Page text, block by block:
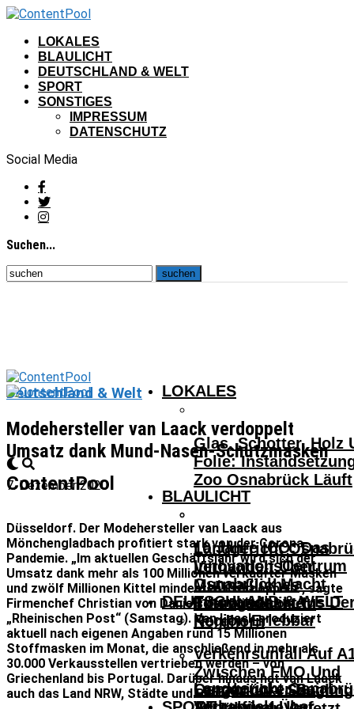
LOKALES
BLAULICHT
DEUTSCHLAND & WELT
SPORT
SONSTIGES
IMPRESSUM
DATENSCHUTZ
Social Media
Suchen...
ContentPool
LOKALES
Glas, Schotter, Holz
Folie:
Zoo Osnabrück Läuft
10 Jahre ICO: Das
InnovationsCentrum
Osnabrück Macht
Innovationen Aus
Region Erlebbar
Landgericht
BLAULICHT
Landgericht
Verhandelt Über
Mutmaßliches
Tötungsdelikt In
Nordhorn
Osnabrücker Beim
DEUTSCHLAND & WELT
Verkehrsunfall Auf
Zwischen FMO Und
Lengerich –
Deutschland & Welt
Modehersteller van Laack verdoppelt
Umsatz dank Mund-Nasen-Schutzmasken
7. Dezember 2020
Düsseldorf. Der Modehersteller van Laack aus
Mönchengladbach profitiert stark von der Corona-
Pandemie. „Im aktuellen Geschäftsjahr wird sich der
Umsatz dank mehr als 100 Millionen verkaufter Masken
und zwölf Millionen Kittel mindestens verdoppeln“, sagte
Firmenchef Christian von Daniels der Düsseldorfer
„Rheinischen Post“ (Samstag). Van Laack produziert
aktuell nach eigenen Angaben rund 15 Millionen
Stoffmasken im Monat, die anschließend in mehr als
30.000 Verkausstellen vertrieben werden – von
Griechenland bis Portugal. Darüber hinaus hat van Laack
auch das Land NRW, Städte und Behörden als Kunden.